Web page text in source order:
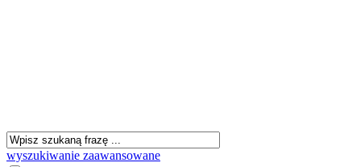
wyszukiwanie zaawansowane